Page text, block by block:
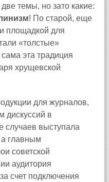
темы, но зато какие:
! По старой, еще
площадкой для
«толстые»
эта традиция
хрущевской
для журналов,
дискуссий в
выступала
а главным
советской
аудитория
счет подключения